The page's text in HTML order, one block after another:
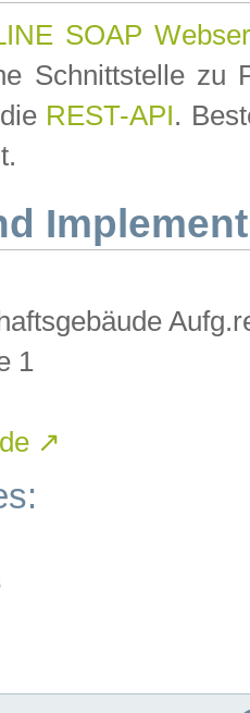
SOAP
Schnittstelle zu
REST-API.
1
↗